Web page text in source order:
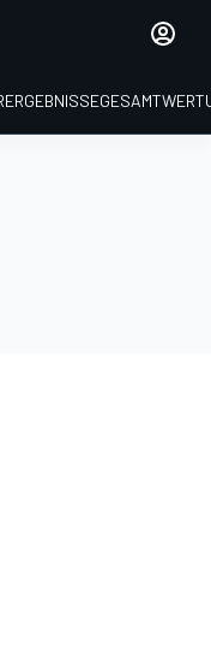
ERGEBNISSE